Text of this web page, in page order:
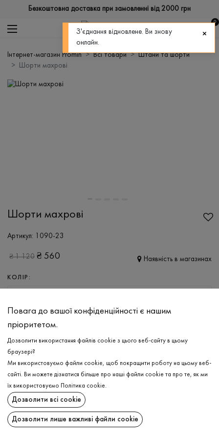
Безкоштовна доставка при замовленні від 2000 грн
0
Інтернет-магазин Promin Всі товари
Штани та шорти
Шорти махрові
Шорти махрові
Артикул: 1090-23
₴1 120 ₴ 560 Наявність в магазинах
КОЛІР:
ДОДАТИ ДО КОШИКА
ОБЕРІТЬ РОЗМІР
Шорти махрові
ДОДАТИ ДО КОШИКА
ОПИС
Повага до вашої конфіденційності є нашим
пріоритетом.
Дозволити використання файлів cookie з цього веб-сайту в цьому
браузері?
Ми використовуємо файли cookie, щоб покращити роботу на цьому веб-
сайті. Ви можете дізнатися більше про наші файли cookie та про те, як ми
їх використовуємо
Політика cookie.
Дозволити всі cookie
Дозволити лише важливі файли cookie
З'єднання відновлене. Ви знову
онлайн.